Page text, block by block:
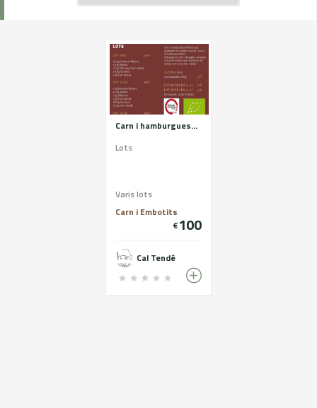
Carn i hamburgueses de vedella ecològica
Lots
Varis lots
Carn i Embotits
€100
Cal Tendé